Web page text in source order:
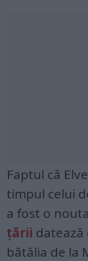
Faptul că
timpul celui
a fost o
țării datează
bătălia de la